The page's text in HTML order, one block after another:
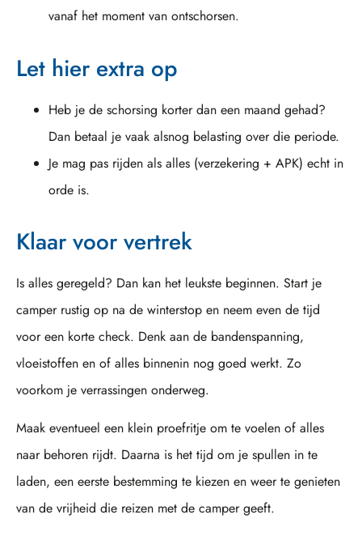
vanaf het moment van ontschorsen.
Let hier extra op
Heb je de schorsing korter dan een maand gehad?
Dan betaal je vaak alsnog belasting over die periode.
Je mag pas rijden als alles (verzekering + APK) echt in
orde is.
Klaar voor vertrek
Is alles geregeld? Dan kan het leukste beginnen. Start je
camper rustig op na de winterstop en neem even de tijd
voor een korte check. Denk aan de bandenspanning,
vloeistoffen en of alles binnenin nog goed werkt. Zo
voorkom je verrassingen onderweg.
Maak eventueel een klein proefritje om te voelen of alles
naar behoren rijdt. Daarna is het tijd om je spullen in te
laden, een eerste bestemming te kiezen en weer te genieten
van de vrijheid die reizen met de camper geeft.